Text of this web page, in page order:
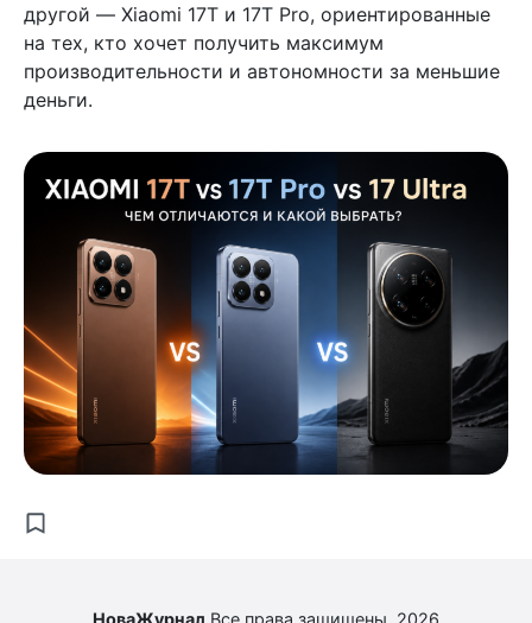
другой — Xiaomi 17T и 17T Pro, ориентированные
на тех, кто хочет получить максимум
производительности и автономности за меньшие
деньги.
НоваЖурнал Все права защищены. 2026